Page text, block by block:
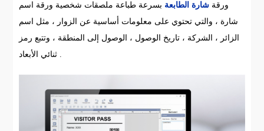
ورقة شارة الطابعة بسرعة طباعة ملصقات شخصية ورقة اسم
شارة ، والتي تحتوي على معلومات أساسية عن الزوار ، مثل اسم
الزائر ، الشركة ، تاريخ الوصول ، الوصول إلى المنطقة ، وتتبع رمز
ثنائي الأبعاد .